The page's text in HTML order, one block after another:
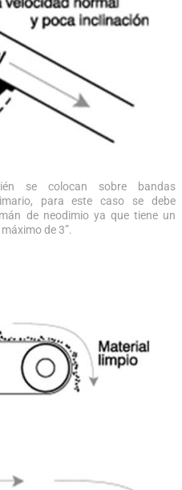
se colocan sobre bandas
para este caso se debe
de neodimio ya que tiene un
de 3”.